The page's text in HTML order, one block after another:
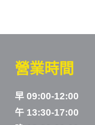
營業時間
早 09:00-12:00
午 13:30-17:00